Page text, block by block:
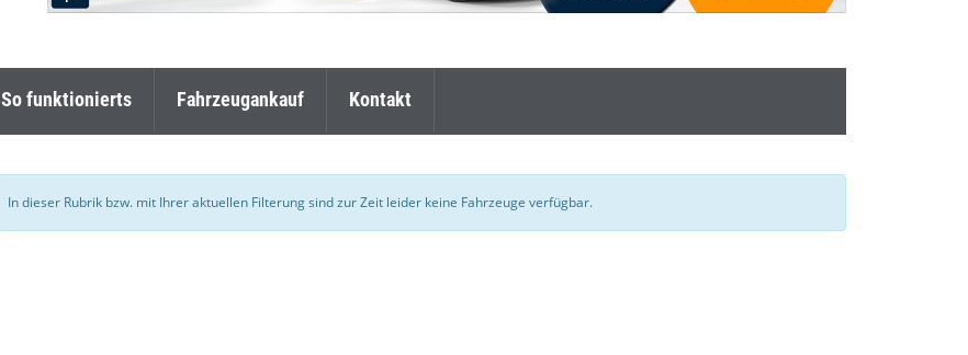
So funktionierts Fahrzeugankauf Kontakt
In dieser Rubrik bzw. mit Ihrer aktuellen Filterung sind zur Zeit leider keine Fahrzeuge verfügbar.